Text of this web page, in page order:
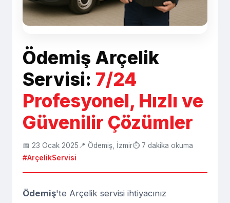
Ödemiş Arçelik
Servisi: 7/24
Profesyonel, Hızlı ve
Güvenilir Çözümler
📅 23 Ocak 2025 📍 Ödemiş, İzmir⏱️ 7 dakika okuma
#ArçelikServisi
Ödemiş'te Arçelik servisi ihtiyacınız